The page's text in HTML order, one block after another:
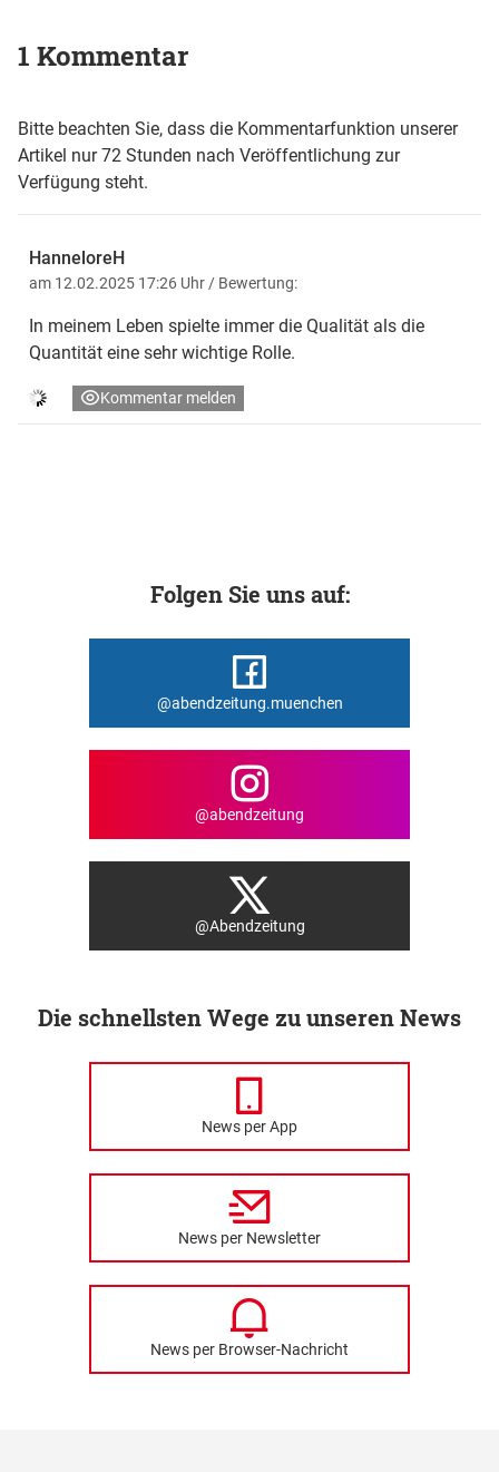
1 Kommentar
Bitte beachten Sie, dass die Kommentarfunktion unserer
Artikel nur 72 Stunden nach Veröffentlichung zur
Verfügung steht.
HanneloreH
am 12.02.2025 17:26 Uhr / Bewertung:
In meinem Leben spielte immer die Qualität als die
Quantität eine sehr wichtige Rolle.
Kommentar melden
Folgen Sie uns auf:
@abendzeitung.muenchen
@abendzeitung
@Abendzeitung
Die schnellsten Wege zu unseren News
News per App
News per Newsletter
News per Browser-Nachricht